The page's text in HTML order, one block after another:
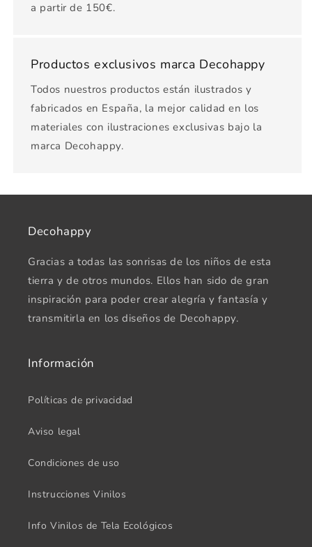
a partir de 150€.
Productos exclusivos marca Decohappy
Todos nuestros productos están ilustrados y
fabricados en España, la mejor calidad en los
materiales con ilustraciones exclusivas bajo la
marca Decohappy.
Decohappy
Gracias a todas las sonrisas de los niños de esta
tierra y de otros mundos. Ellos han sido de gran
inspiración para poder crear alegría y fantasía y
transmitirla en los diseños de Decohappy.
Información
Políticas de privacidad
Aviso legal
Condiciones de uso
Instrucciones Vinilos
Info Vinilos de Tela Ecológicos